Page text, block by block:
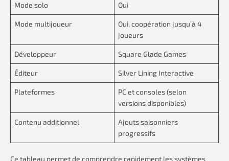
Mode solo Oui
Mode multijoueur
Oui, coopération jusqu’à 4
joueurs
Développeur Square Glade Games
Éditeur Silver Lining Interactive
Plateformes
PC et consoles (selon
versions disponibles)
Contenu additionnel
Ajouts saisonniers
progressifs
Ce tableau permet de comprendre rapidement les systèmes